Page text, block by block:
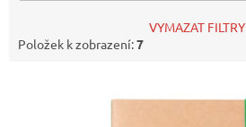
VYMAZAT FILTRY
Položek k zobrazení:7